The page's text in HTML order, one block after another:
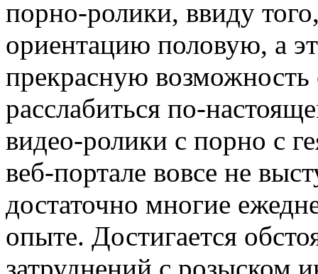
порно-ролики, ввиду
ориентацию половую, а
прекрасную возможность
расслабиться по-
видео-ролики с порно с
веб-портале вовсе не
достаточно многие
опыте. Достигается